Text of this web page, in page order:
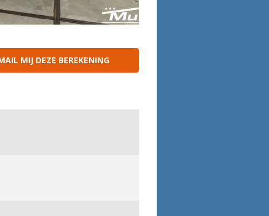
MIJ DEZE BEREKENING